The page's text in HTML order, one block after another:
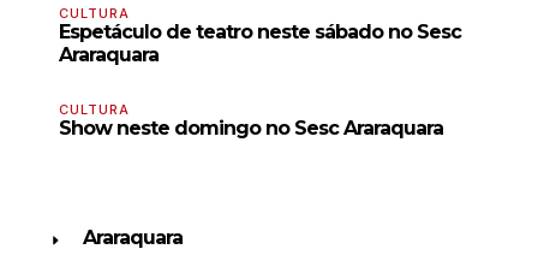
CULTURA
Espetáculo de teatro neste sábado no Sesc
Araraquara
CULTURA
Show neste domingo no Sesc Araraquara
Araraquara